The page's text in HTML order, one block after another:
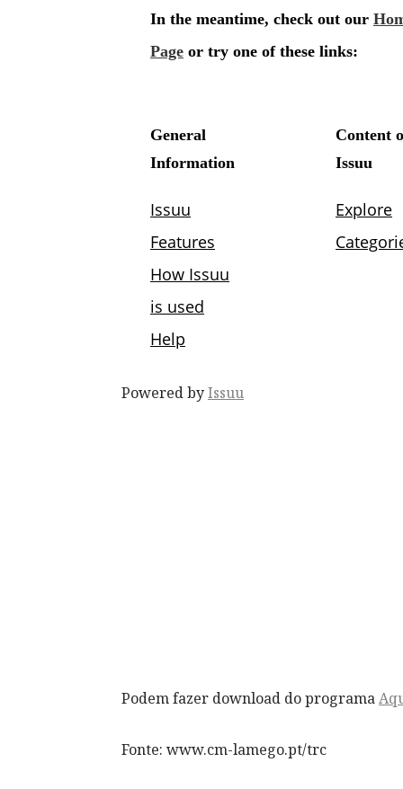
Powered byIssuu
Podem fazer download do programa
Fonte: www.cm-lamego.pt/trc